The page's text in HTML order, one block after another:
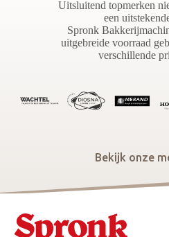
Uitsluitend topmerken
een
Spronk
uitgebreide voorraad
verschillende
Bekijk onze